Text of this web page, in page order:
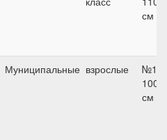
см
Муниципальные взрослые
№1А,
100
см